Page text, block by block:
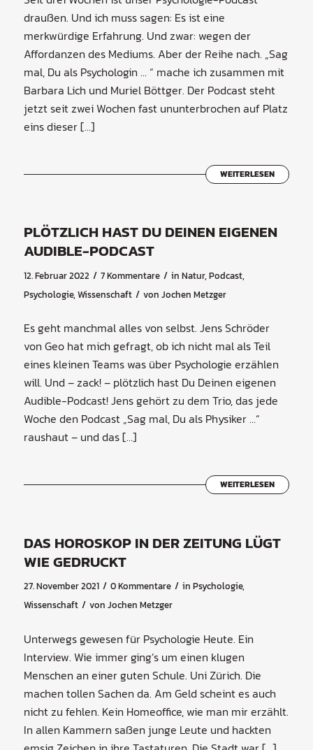
draußen. Und ich muss sagen: Es ist eine
merkwürdige Erfahrung. Und zwar: wegen der
Affordanzen des Mediums. Aber der Reihe nach. „Sag
mal, Du als Psychologin … “ mache ich zusammen mit
Barbara Lich und Muriel Böttger. Der Podcast steht
jetzt seit zwei Wochen fast ununterbrochen auf Platz
eins dieser […]
WEITERLESEN
PLÖTZLICH HAST DU DEINEN EIGENEN
AUDIBLE-PODCAST
12. Februar 2022 / 7 Kommentare / in Natur, Podcast,
Psychologie, Wissenschaft / von Jochen Metzger
Es geht manchmal alles von selbst. Jens Schröder
von Geo hat mich gefragt, ob ich nicht mal als Teil
eines kleinen Teams was über Psychologie erzählen
will. Und – zack! – plötzlich hast Du Deinen eigenen
Audible-Podcast! Jens gehört zu dem Trio, das jede
Woche den Podcast „Sag mal, Du als Physiker …“
raushaut – und das […]
WEITERLESEN
DAS HOROSKOP IN DER ZEITUNG LÜGT
WIE GEDRUCKT
27. November 2021 / 0 Kommentare / in Psychologie,
Wissenschaft / von Jochen Metzger
Unterwegs gewesen für Psychologie Heute. Ein
Interview. Wie immer ging’s um einen klugen
Menschen an einer guten Schule. Uni Zürich. Die
machen tollen Sachen da. Am Geld scheint es auch
nicht zu fehlen. Kein Homeoffice, wie man mir erzählt.
In allen Kammern saßen junge Leute und hackten